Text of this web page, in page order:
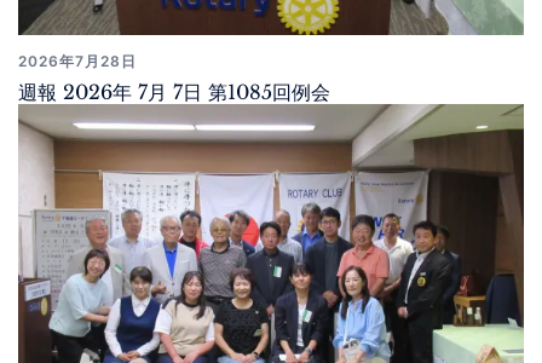
2026年7月28日
週報 2026年 7月 7日 第1085回例会